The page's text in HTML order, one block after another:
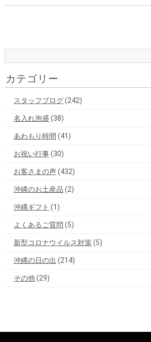
カテゴリー
スタッフブログ(242)
名入れ泡盛 (38)
あわもり時間 (41)
お祝い行事(30)
お客さまの声(432)
沖縄のお土産品 (2)
沖縄ギフト (1)
よくあるご質問 (5)
新型コロナウイルス対策(5)
沖縄の日の出 (214)
その他(29)